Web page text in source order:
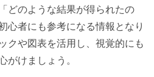
どのような結果が得られたの
心者にも参考になる情報となり
クや図表を活用し、視覚的にも
がけましょう。